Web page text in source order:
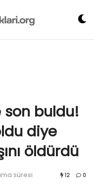
son buldu!
diye
öldürdü
süresi 12 0